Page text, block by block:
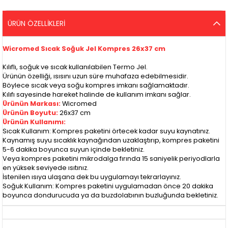
ÜRÜN ÖZELLIKLERI
Wicromed Sıcak Soğuk Jel Kompres 26x37 cm
Kılıflı, soğuk ve sıcak kullanılabilen Termo Jel.
Ürünün özelliği, ısısını uzun süre muhafaza edebilmesidir.
Böylece sıcak veya soğu kompres imkanı sağlamaktadır.
Kılıfı sayesinde hareket halinde de kullanım imkanı sağlar.
Ürünün Markası:Wicromed
Ürünün Boyutu:26x37 cm
Ürünün Kullanımı:
Sıcak Kullanım: Kompres paketini örtecek kadar suyu kaynatınız.
Kaynamış suyu sıcaklık kaynağından uzaklaştırıp, kompres paketini
5-6 dakika boyunca suyun içinde bekletiniz.
Veya kompres paketini mikrodalga fırında 15 saniyelik periyodlarla
en yüksek seviyede ısıtınız.
İstenilen ısıya ulaşana dek bu uygulamayı tekrarlayınız.
Soğuk Kullanım: Kompres paketini uygulamadan önce 20 dakika
boyunca dondurucuda ya da buzdolabının buzluğunda bekletiniz.